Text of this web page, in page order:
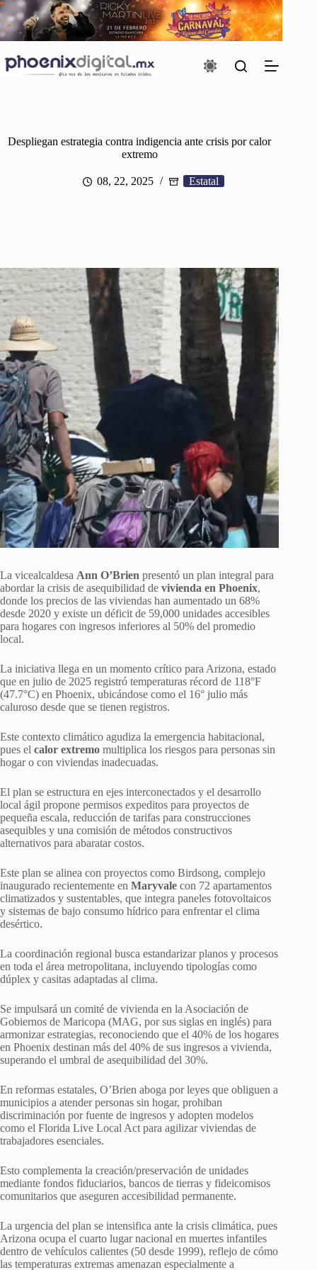
Saltar
al
contenido
Despliegan estrategia contra indigencia ante crisis por calor
extremo
08, 22, 2025 Estatal
La vicealcaldesa Ann O’Brien presentó un plan integral para
abordar la crisis de asequibilidad de vivienda en Phoenix,
donde los precios de las viviendas han aumentado un 68%
desde 2020 y existe un déficit de 59,000 unidades accesibles
para hogares con ingresos inferiores al 50% del promedio
local.
La iniciativa llega en un momento crítico para Arizona, estado
que en julio de 2025 registró temperaturas récord de 118°F
(47.7°C) en Phoenix, ubicándose como el 16° julio más
caluroso desde que se tienen registros.
Este contexto climático agudiza la emergencia habitacional,
pues el calor extremo multiplica los riesgos para personas sin
hogar o con viviendas inadecuadas.
El plan se estructura en ejes interconectados y el desarrollo
local ágil propone permisos expeditos para proyectos de
pequeña escala, reducción de tarifas para construcciones
asequibles y una comisión de métodos constructivos
alternativos para abaratar costos.
Este plan se alinea con proyectos como Birdsong, complejo
inaugurado recientemente en Maryvale con 72 apartamentos
climatizados y sustentables, que integra paneles fotovoltaicos
y sistemas de bajo consumo hídrico para enfrentar el clima
desértico.
La coordinación regional busca estandarizar planos y procesos
en toda el área metropolitana, incluyendo tipologías como
dúplex y casitas adaptadas al clima.
Se impulsará un comité de vivienda en la Asociación de
Gobiernos de Maricopa (MAG, por sus siglas en inglés) para
armonizar estrategias, reconociendo que el 40% de los hogares
en Phoenix destinan más del 40% de sus ingresos a vivienda,
superando el umbral de asequibilidad del 30%.
En reformas estatales, O’Brien aboga por leyes que obliguen a
municipios a atender personas sin hogar, prohiban
discriminación por fuente de ingresos y adopten modelos
como el Florida Live Local Act para agilizar viviendas de
trabajadores esenciales.
Esto complementa la creación/preservación de unidades
mediante fondos fiduciarios, bancos de tierras y fideicomisos
comunitarios que aseguren accesibilidad permanente.
La urgencia del plan se intensifica ante la crisis climática, pues
Arizona ocupa el cuarto lugar nacional en muertes infantiles
dentro de vehículos calientes (50 desde 1999), reflejo de cómo
las temperaturas extremas amenazan especialmente a